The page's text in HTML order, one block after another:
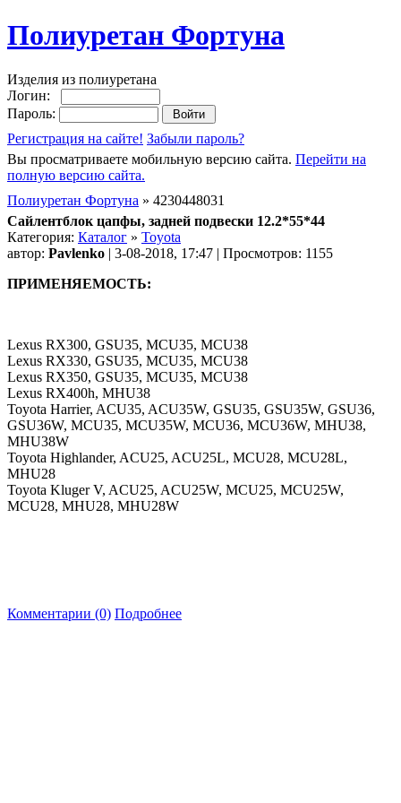
Полиуретан Фортуна
Изделия из полиуретана
Логин:
Пароль:
Регистрация на сайте! Забыли пароль?
Вы просматриваете мобильную версию сайта. Перейти на
полную версию сайта.
Полиуретан Фортуна » 4230448031
Сайлентблок цапфы, задней подвески 12.2*55*44
Категория: Каталог » Toyota
автор: Pavlenko | 3-08-2018, 17:47 | Просмотров: 1155
ПРИМЕНЯЕМОСТЬ:
Lexus RX300, GSU35, MCU35, MCU38
Lexus RX330, GSU35, MCU35, MCU38
Lexus RX350, GSU35, MCU35, MCU38
Lexus RX400h, MHU38
Toyota Harrier, ACU35, ACU35W, GSU35, GSU35W, GSU36,
GSU36W, MCU35, MCU35W, MCU36, MCU36W, MHU38,
MHU38W
Toyota Highlander, ACU25, ACU25L, MCU28, MCU28L,
MHU28
Toyota Kluger V, ACU25, ACU25W, MCU25, MCU25W,
MCU28, MHU28, MHU28W
Комментарии (0) Подробнее